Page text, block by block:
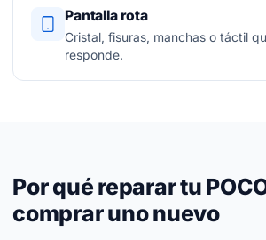
Pantalla rota
Cristal, fisuras, manchas o táctil
responde.
Por qué reparar tu
comprar uno nuevo